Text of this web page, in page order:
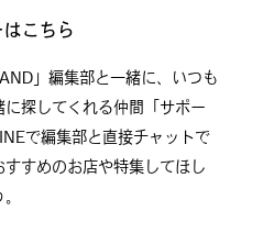
US
はこちら
こちら
」編集部と一緒に、いつも
探してくれる仲間「サポー
で編集部と直接チャットで
すめのお店や特集してほし